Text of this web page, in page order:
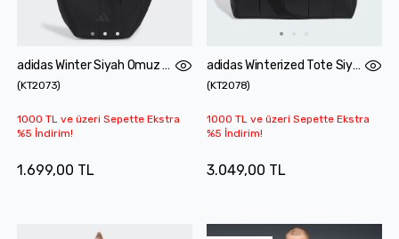
adidas Winter Siyah Omuz Çantası
(KT2073)
1000 TL ve üzeri Sepette Ekstra
%5 İndirim!
1.699,00 TL
adidas Winterized Tote Siyah Omuz Çantası
(KT2078)
1000 TL ve üzeri Sepette Ekstra
%5 İndirim!
3.049,00 TL